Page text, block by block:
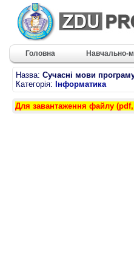
Головна Навчально-
Назва: Сучасні мови
Категорія: Інформатика
Для завантаження файлу (pdf,